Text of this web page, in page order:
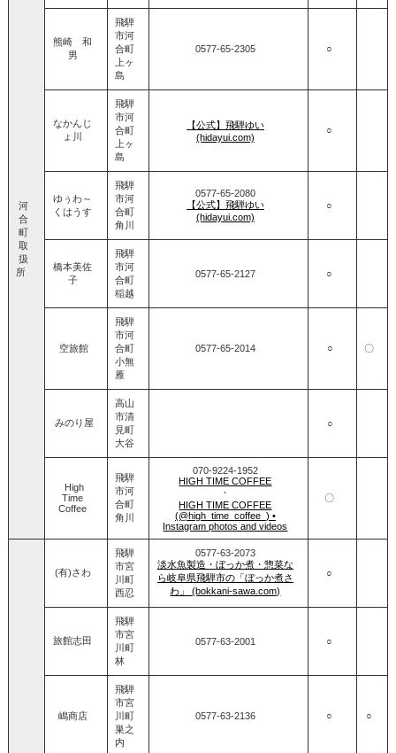
河
合
町
取
扱
所
熊崎 和
男
飛騨
市河
合町
上ヶ
島
0577‐65‐2305 ○
なかんじ
ょ川
飛騨
市河
合町
上ヶ
島
【公式】飛騨ゆい
(hidayui.com)
○
ゆぅわ～
くはうす
飛騨
市河
合町
角川
0577‐65‐2080
【公式】飛騨ゆい
(hidayui.com)
○
橋本美佐
子
飛騨
市河
合町
稲越
0577‐65‐2127 ○
空旅館
飛騨
市河
合町
小無
雁
0577-65-2014 ○ 〇
みのり屋
高山
市清
見町
大谷
○
High
Time
Coffee
飛騨
市河
合町
角川
070-9224-1952
HIGH TIME COFFEE
・
HIGH TIME COFFEE
(@high_time_coffee_) •
Instagram photos and videos
〇
(有)さわ
飛騨
市宮
川町
西忍
0577‐63‐2073
淡水魚製造・ぼっか煮・惣菜な
ら岐阜県飛騨市の「ぼっか煮さ
わ」 (bokkani-sawa.com)
○
旅館志田
飛騨
市宮
川町
林
0577‐63‐2001 ○
嶋商店
飛騨
市宮
川町
巣之
内
0577‐63‐2136 ○ ○